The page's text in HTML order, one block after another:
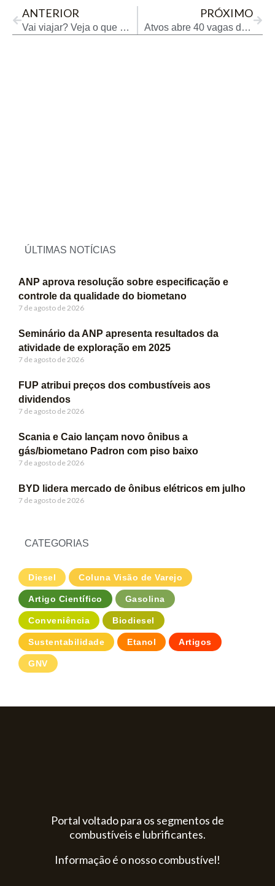
ANTERIOR
Vai viajar? Veja o que revisar no carro antes da estrada
PRÓXIMO
Atvos abre 40 vagas de Jovem Aprendiz em Costa Rica (MS)
ÚLTIMAS NOTÍCIAS
ANP aprova resolução sobre especificação e
controle da qualidade do biometano
7 de agosto de 2026
Seminário da ANP apresenta resultados da
atividade de exploração em 2025
7 de agosto de 2026
FUP atribui preços dos combustíveis aos
dividendos
7 de agosto de 2026
Scania e Caio lançam novo ônibus a
gás/biometano Padron com piso baixo
7 de agosto de 2026
BYD lidera mercado de ônibus elétricos em julho
7 de agosto de 2026
CATEGORIAS
Diesel Coluna Visão de Varejo
Artigo Científico Gasolina
Conveniência Biodiesel
Sustentabilidade Etanol Artigos
GNV
Portal voltado para os segmentos de
combustíveis e lubrificantes.
Informação é o nosso combustível!